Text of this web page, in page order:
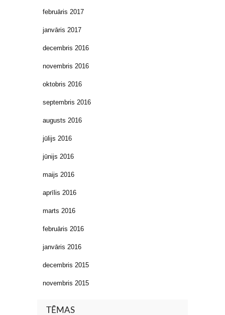
februāris 2017
janvāris 2017
decembris 2016
novembris 2016
oktobris 2016
septembris 2016
augusts 2016
jūlijs 2016
jūnijs 2016
maijs 2016
aprīlis 2016
marts 2016
februāris 2016
janvāris 2016
decembris 2015
novembris 2015
TĒMAS